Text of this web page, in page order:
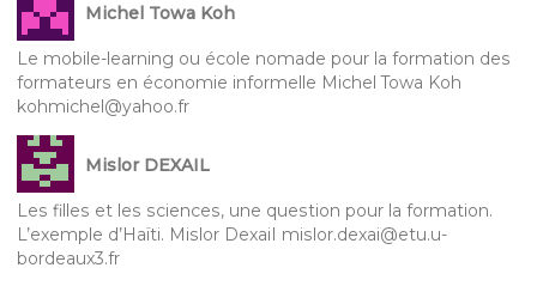
Michel Towa Koh
Le mobile-learning ou école nomade pour la formation des
formateurs en économie informelle Michel Towa Koh
kohmichel@yahoo.fr
Mislor DEXAIL
Les filles et les sciences, une question pour la formation.
L’exemple d’Haïti. Mislor DexaiI mislor.dexai@etu.u-
bordeaux3.fr